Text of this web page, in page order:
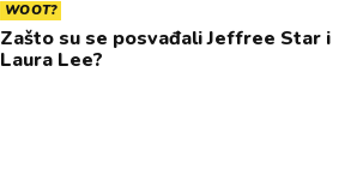
WOOT?
Zašto su se posvađali Jeffree Star i
Laura Lee?